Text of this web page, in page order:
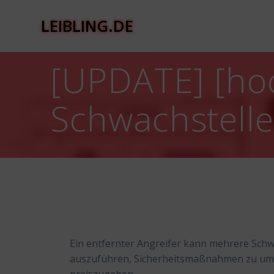
LEIBLING.DE
[UPDATE]
Ein entfernter Angreifer kann mehrere
auszuführen, Sicherheitsmaßnahmen zu